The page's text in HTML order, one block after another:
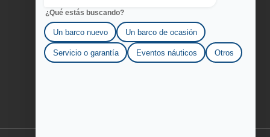
SOBRE AQUILA
LOS ESTUPENDOS
¿Qué estás buscando?
Un barco nuevo Un barco de ocasión
Servicio o garantía Eventos náuticos Otros